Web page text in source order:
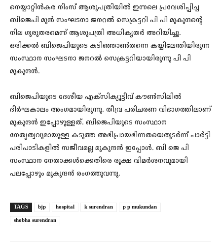
നെയ്യാറ്റിൻകര നിംസ് ആശുപത്രിയിൽ ഇന്നലെ പ്രവേശിപ്പിച്ച
ബിജെപി മുൻ സംഘടനാ ജനറൽ സെക്രട്ടറി പി പി മുകുന്ദന്റെ
നില ഗുരുതരമെന്ന് ആശുപത്രി അധികൃതർ അറിയിച്ചു.
ഒരിക്കൽ ബിജെപിയുടെ കടിഞ്ഞാൺതന്നെ കയ്യിലേന്തിയിരുന്ന
സംസ്ഥാന സംഘടനാ ജനറൽ സെക്രട്ടറിയായിരുന്നു പി പി
മുകുന്ദൻ.
ബിജെപിയുടെ ദേശീയ എക്സിക്യൂട്ടീവ് കൗൺസിലിൽ
ദീർഘകാലം അംഗമായിരുന്നു. തീവ്ര പരിചരണ വിഭാഗത്തിലാണ്
മുകുന്ദൻ ഇപ്പോഴുള്ളത്. ബിജെപിയുടെ സംസ്ഥാന
നേതൃത്വവുമായുള്ള കടുത്ത അഭിപ്രായഭിന്നതയെതുടർന്ന് പാർട്ടി
പരിപാടികളിൽ സജീവമല്ല മുകുന്ദൻ ഇപ്പോൾ. ബി ജെ പി
സംസ്ഥാന നേതാക്കൾക്കെതിരെ രൂക്ഷ വിമർശനവുമായി
പലപ്പോഴും മുകുന്ദൻ രംഗത്തുവന്നു.
TAGS bjp hospital k surendran
p p mukundan
shobha surendran